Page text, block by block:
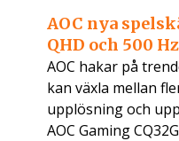
AOC nya
QHD och 500 Hz
AOC hakar på
kan växla mellan
upplösning och
AOC Gaming